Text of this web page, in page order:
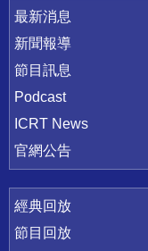
最新消息
新聞報導
節目訊息
Podcast
ICRT News
官網公告
經典回放
節目回放